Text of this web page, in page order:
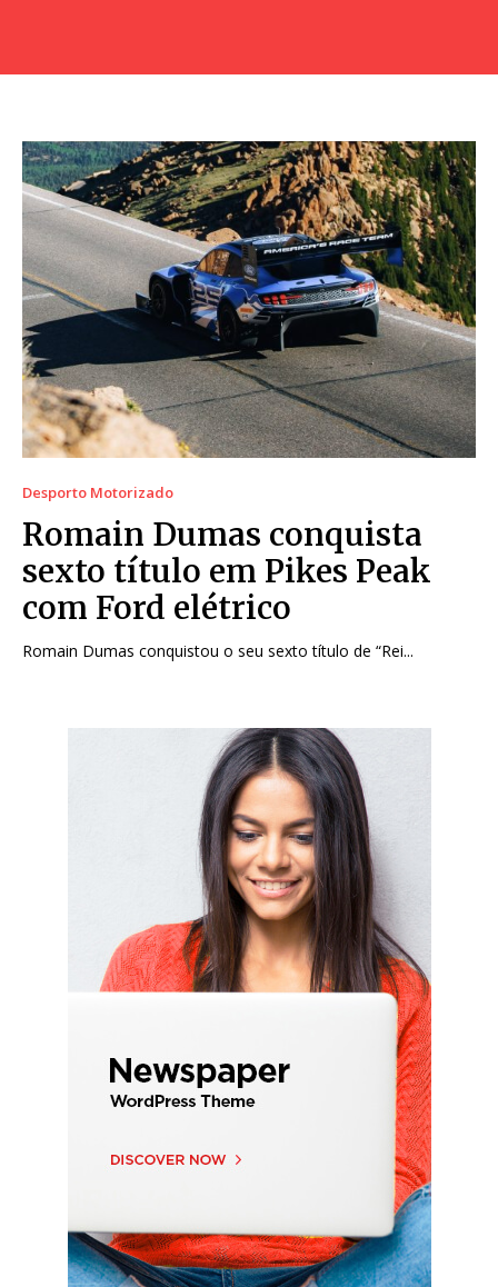
Desporto Motorizado
Romain Dumas conquista
sexto título em Pikes Peak
com Ford elétrico
Romain Dumas conquistou o seu sexto título de “Rei...